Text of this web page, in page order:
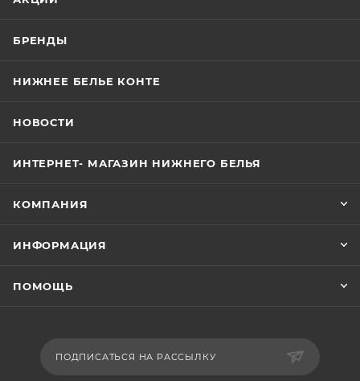
БРЕНДЫ
НИЖНЕЕ БЕЛЬЕ КОНТЕ
НОВОСТИ
ИНТЕРНЕТ- МАГАЗИН НИЖНЕГО БЕЛЬЯ
КОМПАНИЯ
ИНФОРМАЦИЯ
ПОМОЩЬ
ПОДПИСАТЬСЯ НА РАССЫЛКУ